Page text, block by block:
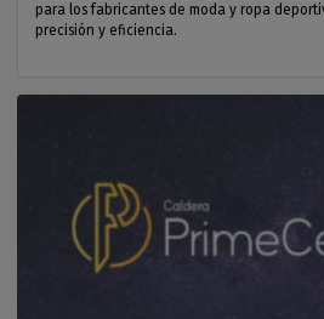
para los fabricantes de moda y ropa
precisión y eficiencia.